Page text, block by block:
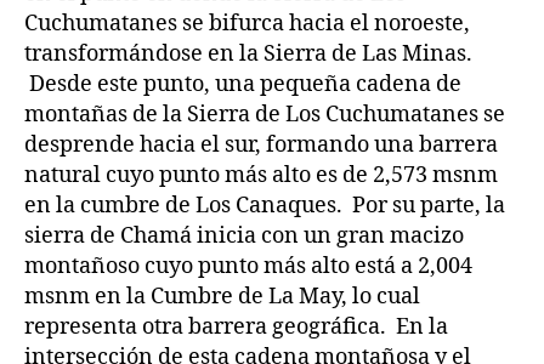
Cuchumatanes se bifurca hacia el noroeste,
transformándose en la Sierra de Las Minas.
Desde este punto, una pequeña cadena de
montañas de la Sierra de Los Cuchumatanes se
desprende hacia el sur, formando una barrera
natural cuyo punto más alto es de 2,573 msnm
en la cumbre de Los Canaques. Por su parte, la
sierra de Chamá inicia con un gran macizo
montañoso cuyo punto más alto está a 2,004
msnm en la Cumbre de La May, lo cual
representa otra barrera geográfica. En la
intersección de esta cadena montañosa y el